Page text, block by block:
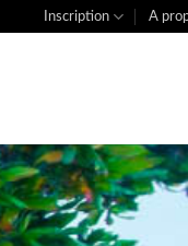
Inscription A